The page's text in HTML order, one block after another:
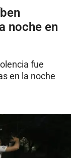
noche en
fue
en la noche